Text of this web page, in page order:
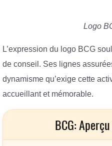
Logo
L’expression du logo BCG
de conseil. Ses lignes
dynamisme qu’exige cette
accueillant et mémorable.
BCG: